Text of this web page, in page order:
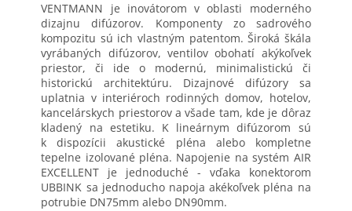
VENTMANN je inovátorom v oblasti moderného
dizajnu difúzorov. Komponenty zo sadrového
kompozitu sú ich vlastným patentom. Široká škála
vyrábaných difúzorov, ventilov obohatí akýkoľvek
priestor, či ide o modernú, minimalistickú či
historickú architektúru. Dizajnové difúzory sa
uplatnia v interiéroch rodinných domov, hotelov,
kancelárskych priestorov a všade tam, kde je dôraz
kladený na estetiku. K lineárnym difúzorom sú
k dispozícii akustické pléna alebo kompletne
tepelne izolované pléna. Napojenie na systém AIR
EXCELLENT je jednoduché - vďaka konektorom
UBBINK sa jednoducho napoja akékoľvek pléna na
potrubie DN75mm alebo DN90mm.